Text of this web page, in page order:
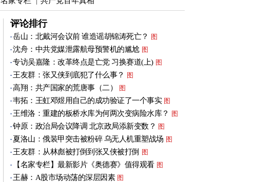
评论排行
岳山：北戴河会议前 谁造谣胡锦涛死亡？ 图
沈舟：中共党媒泄露航母预警机的尴尬 图
专访吴嘉隆：改革终点是亡党 习换赛道(上) 图
王友群：张又侠到底犯了什么事？ 图
高翔：共产国家的荒唐事（二） 图
韦拓：王虹邓煜用自己的成功验证了一个事实 图
王维洛：重建的板桥水库为何两次变病险水库？ 图
钟原：政治局会议降调 北京政局添新变数？ 图
夏洛山：俄装甲突击被粉碎 乌无人机重塑战场 图
王友群：从林彪被打倒到张又侠被打倒 图
【名家专栏】最新影片《奥德赛》值得观看 图
王赫：A股市场动荡的深层因素 图